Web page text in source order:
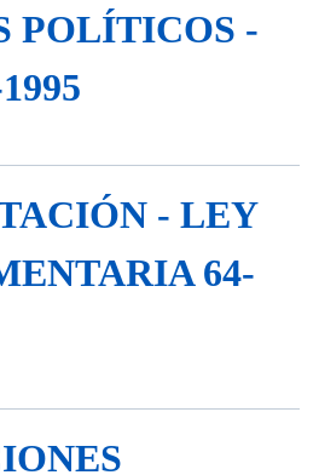
POLÍTICOS -
- LEY
64-